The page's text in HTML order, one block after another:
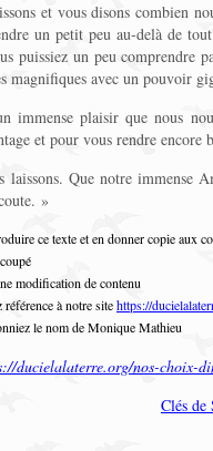
et vous disons combien
un petit peu au-delà de
puissiez un peu comprendre
magnifiques avec un pouvoir
immense plaisir que nous
et pour vous rendre encore
laissons. Que notre immense
»
ce texte et en donner copie aux
modification de contenu
à notre sitehttps://
le nom de Monique Mathieu
ducielalaterre.org/nos-choix-
Clés de